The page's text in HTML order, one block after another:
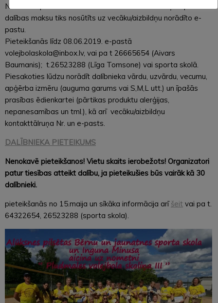
Nometnei plānota arī dalības maksa 20 EUR. Rēķins par
dalības maksu tiks nosūtīts uz vecāku/aizbildņu norādīto e-
pastu.
Pieteikšanās līdz 08.06.2019. e-pastā
volejbolaskola@inbox.lv, vai pa t 26665654 (Aivars
Baumanis); t.26523288 (Līga Tomsone) vai sporta skolā.
Piesakoties lūdzu norādīt dalībnieka vārdu, uzvārdu, vecumu,
apģērba izmēru (auguma garums vai S,M,L utt.) un īpašās
prasības ēdienkartei (pārtikas produktu alerģijas,
nepanesamības un tml.), kā arī vecāku/aizbildņu
kontakttālruņa Nr. un e-pasts.
DALĪBNIEKA PIETEIKUMS
Nenokavē pieteikšanos! Vietu skaits ierobežots! Organizatori
patur tiesības atteikt dalību, ja pieteikušies būs vairāk kā 30
dalībnieki.
pieteikšanās no 15.maija un sīkāka informācija arīšeit vai pa t.
64322654, 26523288 (sporta skola).